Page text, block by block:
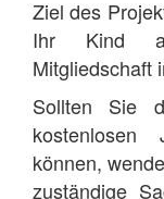
Ziel des
Ihr Kind
Mitgliedschaft
Sollten Sie
können,
zuständige